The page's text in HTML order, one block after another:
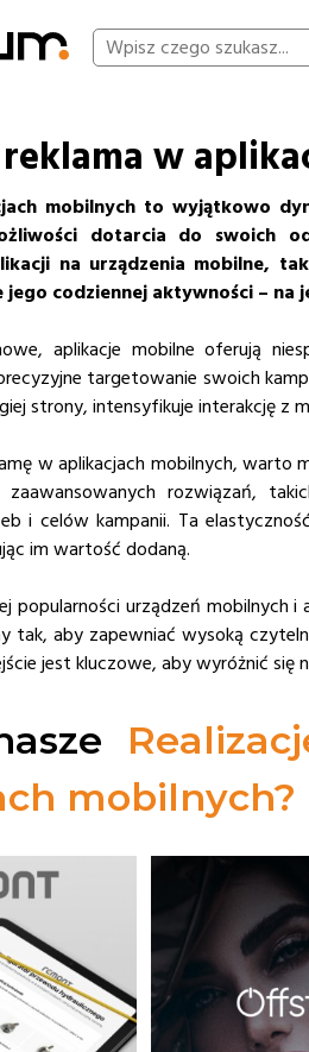
w
mobilnych to wyjątkowo
dotarcia do swoich
na urządzenia mobilne,
jego codziennej aktywności – na
aplikacje mobilne oferują
targetowanie swoich
strony, intensyfikuje interakcję z
w aplikacjach mobilnych,
rozwiązań,
i celów kampanii. Ta
im wartość dodaną.
popularności urządzeń mobilnych
tak, aby zapewniać wysoką
jest kluczowe, aby wyróżnić
mobilnych?